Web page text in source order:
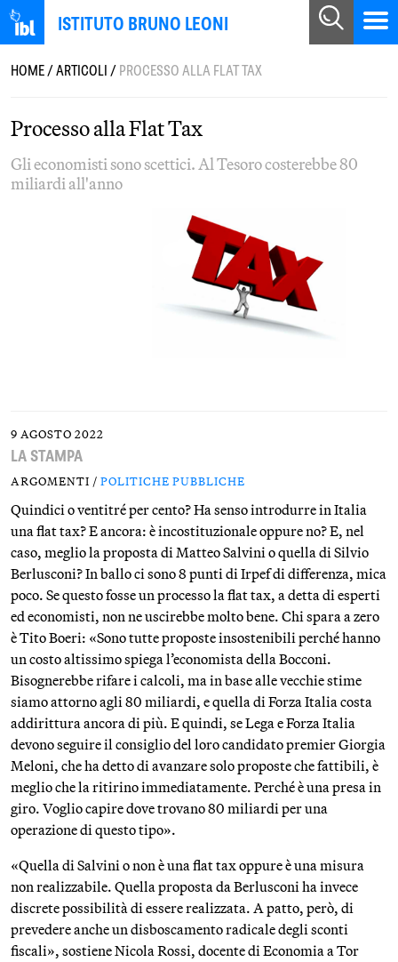
ISTITUTO BRUNO LEONI
HOME/ARTICOLI/PROCESSO ALLA FLAT TAX
Processo alla Flat Tax
Gli economisti sono scettici. Al Tesoro costerebbe 80
miliardi all'anno
9 AGOSTO 2022
LA STAMPA
ARGOMENTI / POLITICHE PUBBLICHE
Quindici o ventitré per cento? Ha senso introdurre in Italia
una flat tax? E ancora: è incostituzionale oppure no? E, nel
caso, meglio la proposta di Matteo Salvini o quella di Silvio
Berlusconi? In ballo ci sono 8 punti di Irpef di differenza, mica
poco. Se questo fosse un processo la flat tax, a detta di esperti
ed economisti, non ne uscirebbe molto bene. Chi spara a zero
è Tito Boeri: «Sono tutte proposte insostenibili perché hanno
un costo altissimo spiega l’economista della Bocconi.
Bisognerebbe rifare i calcoli, ma in base alle vecchie stime
siamo attorno agli 80 miliardi, e quella di Forza Italia costa
addirittura ancora di più. E quindi, se Lega e Forza Italia
devono seguire il consiglio del loro candidato premier Giorgia
Meloni, che ha detto di avanzare solo proposte che fattibili, è
meglio che la ritirino immediatamente. Perché è una presa in
giro. Voglio capire dove trovano 80 miliardi per una
operazione di questo tipo».
«Quella di Salvini o non è una flat tax oppure è una misura
non realizzabile. Quella proposta da Berlusconi ha invece
discrete possibilità di essere realizzata. A patto, però, di
prevedere anche un disboscamento radicale degli sconti
fiscali», sostiene Nicola Rossi, docente di Economia a Tor